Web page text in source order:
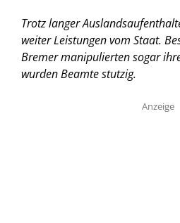
Trotz langer
weiter Leistungen vom Staat.
Bremer manipulierten sogar
wurden Beamte stutzig.
Anzeige